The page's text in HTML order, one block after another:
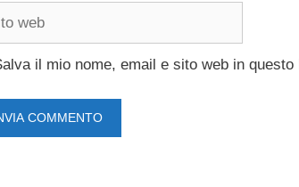
il mio nome, email e sito web in